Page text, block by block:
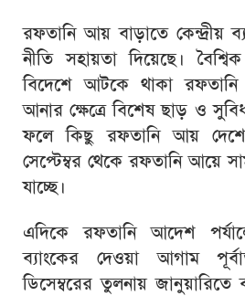
রফতানি আয় বাড়াতে কেন্দ্রীয়
নীতি সহায়তা দিয়েছে।
বিদেশে আটকে থাকা
আনার ক্ষেত্রে বিশেষ ছাড় ও
ফলে কিছু রফতানি আয়
সেপ্টেম্বর থেকে রফতানি আয়ে
যাচ্ছে।
এদিকে রফতানি আদেশ
ব্যাংকের দেওয়া আগাম
ডিসেম্বরের তুলনায়